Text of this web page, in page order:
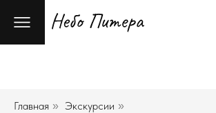
Главная » Экскурсии »